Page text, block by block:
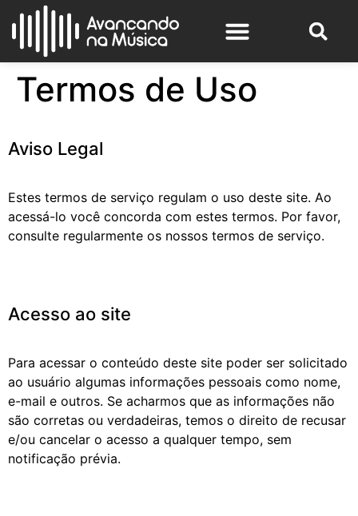
Termos de Uso
Aviso Legal
Estes termos de serviço regulam o uso deste site. Ao
acessá-lo você concorda com estes termos. Por favor,
consulte regularmente os nossos termos de serviço.
Acesso ao site
Para acessar o conteúdo deste site poder ser solicitado
ao usuário algumas informações pessoais como nome,
e-mail e outros. Se acharmos que as informações não
são corretas ou verdadeiras, temos o direito de recusar
e/ou cancelar o acesso a qualquer tempo, sem
notificação prévia.